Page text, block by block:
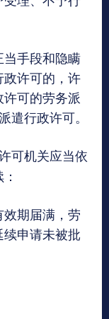
手段和隐瞒
许可的，许
可的劳务派
遣行政许可。
可机关应当依
效期届满，劳
申请未被批